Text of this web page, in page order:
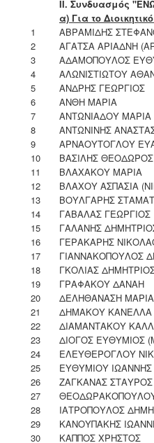
ΙΙ. Συνδυασμός
α) Για το
1
ΑΒΡΑΜΙΔΗΣ
2
ΑΓΑΤΣΑ ΑΡΙΑΔΝΗ
3
ΑΔΑΜΟΠΟΥΛΟΣ
4
ΑΛΩΝΙΣΤΙΩΤΟΥ
5
ΑΝΔΡΗΣ ΓΕΩΡΓΙΟΣ
6
ΑΝΘΗ ΜΑΡΙΑ
7
ΑΝΤΩΝΙΑΔΟΥ ΜΑΡΙΑ
8
ΑΝΤΩΝΙΝΗΣ
9
ΑΡΝΑΟΥΤΟΓΛΟΥ
10
ΒΑΣΙΛΗΣ ΘΕΟΔΩΡΟΣ
11
ΒΛΑΧΑΚΟΥ ΜΑΡΙΑ
12
ΒΛΑΧΟΥ ΑΣΠΑΣΙΑ
13
ΒΟΥΛΓΑΡΗΣ
14
ΓΑΒΑΛΑΣ ΓΕΩΡΓΙΟΣ
15
ΓΑΛΑΝΗΣ
16
ΓΕΡΑΚΑΡΗΣ
17
ΓΙΑΝΝΑΚΟΠΟΥΛΟΣ
18
ΓΚΟΛΙΑΣ
19
ΓΡΑΦΑΚΟΥ ΔΑΝΑΗ
20
ΔΕΛΗΘΑΝΑΣΗ ΜΑΡΙΑ
21
ΔΗΜΑΚΟΥ ΚΑΝΕΛΛΑ
22
ΔΙΑΜΑΝΤΑΚΟΥ
23
ΔΙΟΓΟΣ ΕΥΘΥΜΙΟΣ
24
ΕΛΕΥΘΕΡΟΓΛΟΥ
25
ΕΥΘΥΜΙΟΥ ΙΩΑΝΝΗΣ
26
ΖΑΓΚΑΝΑΣ ΣΤΑΥΡΟΣ
27
28
ΙΑΤΡΟΠΟΥΛΟΣ
29
ΚΑΝΟΥΠΑΚΗΣ
30
ΚΑΠΠΟΣ ΧΡΗΣΤΟΣ